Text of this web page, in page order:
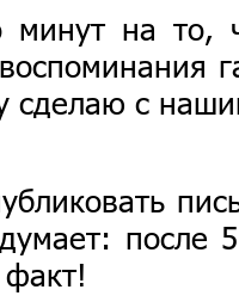
минут на то,
сделаю с
после